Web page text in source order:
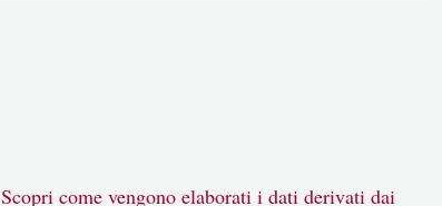
Scopri come vengono elaborati i dati derivati dai